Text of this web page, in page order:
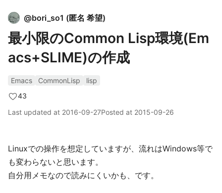
@bori_so1 (匿名 希望)
最小限のCommon Lisp環境(Em
acs+SLIME)の作成
Emacs CommonLisp
lisp
43
Last updated at 2016-09-27Posted at 2015-09-26
Linuxでの操作を想定していますが、流れはWindows等で
も変わらないと思います。
自分用メモなので読みにくいかも、です。